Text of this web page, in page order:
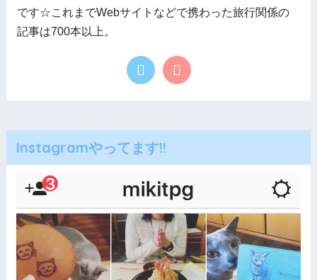
です☆これまでWebサイトなどで携わった旅行関係の
記事は700本以上。
Instagramやってます!!